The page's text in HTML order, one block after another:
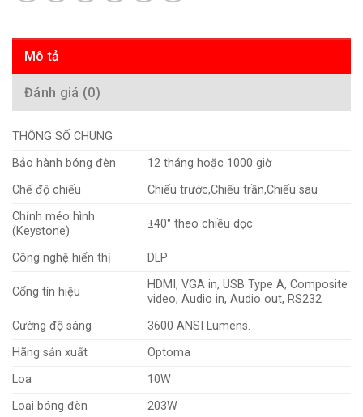
Mô tả
Đánh giá (0)
THÔNG SỐ CHUNG
Bảo hành bóng đèn
12 tháng hoặc 1000 giờ
Chế độ chiếu
Chiếu trước,Chiếu trần,Chiếu sau
Chỉnh méo hình
(Keystone)
±40° theo chiều dọc
Công nghệ hiển thị DLP
Cổng tín hiệu
HDMI, VGA in, USB Type A, Composite
video, Audio in, Audio out, RS232
Cường độ sáng
3600 ANSI Lumens.
Hãng sản xuất
Optoma
Loa
10W
Loại bóng đèn
203W